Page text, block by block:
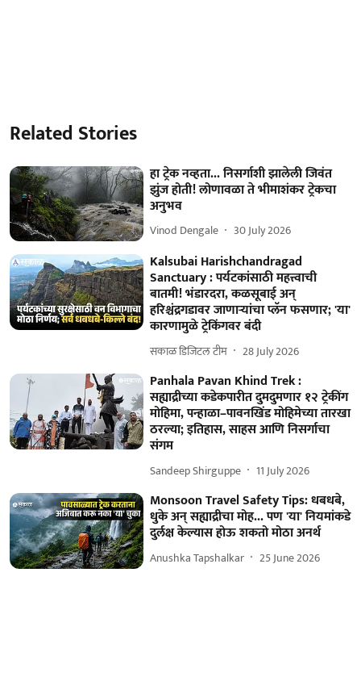
Related Stories
हा ट्रेक नव्हता... निसर्गाशी झालेली जिवंत
झुंज होती! लोणावळा ते भीमाशंकर ट्रेकचा
अनुभव
Vinod Dengale 30 July 2026
Kalsubai Harishchandragad
Sanctuary : पर्यटकांसाठी महत्त्वाची
बातमी! भंडारदरा, कळसूबाई अन्
हरिश्चंद्रगडावर जाणाऱ्यांचा प्लॅन फसणार; 'या'
कारणामुळे ट्रेकिंगवर बंदी
सकाळ डिजिटल टीम 28 July 2026
Panhala Pavan Khind Trek :
सह्याद्रीच्या कडेकपारीत दुमदुमणार १२ ट्रेकींग
मोहिमा, पन्हाळा–पावनखिंड मोहिमेच्या तारखा
ठरल्या; इतिहास, साहस आणि निसर्गाचा
संगम
Sandeep Shirguppe 11 July 2026
Monsoon Travel Safety Tips: धबधबे,
धुके अन् सह्याद्रीचा मोह... पण 'या' नियमांकडे
दुर्लक्ष केल्यास होऊ शकतो मोठा अनर्थ
Anushka Tapshalkar 25 June 2026